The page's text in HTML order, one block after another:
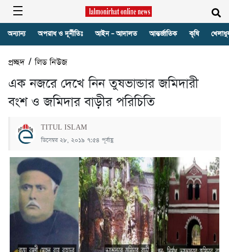
অন্যান্য অপরাধ ও দূর্নীতিঃ আইন – আদালত আন্তর্জাতিক কৃষি
প্রচ্ছদ/লিড নিউজ
এক নজরে দেখে নিন তুষভান্ডার জমিদারী
বংশ ও জমিদার বাড়ীর পরিচিতি
TITUL ISLAM
ডিসেম্বর ২৮, ২০১৯ ৭:৫৪ পূর্বাহ্ণ